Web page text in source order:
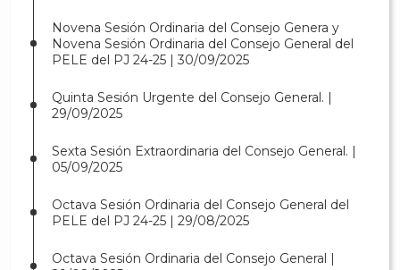
Novena Sesión Ordinaria del Consejo Genera y
Novena Sesión Ordinaria del Consejo General del
PELE del PJ 24-25 | 30/09/2025
Quinta Sesión Urgente del Consejo General. |
29/09/2025
Sexta Sesión Extraordinaria del Consejo General. |
05/09/2025
Octava Sesión Ordinaria del Consejo General del
PELE del PJ 24-25 | 29/08/2025
Octava Sesión Ordinaria del Consejo General |